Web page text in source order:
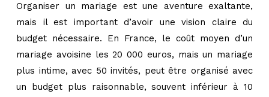
Organiser un mariage est une aventure exaltante,
mais il est important d’avoir une vision claire du
budget nécessaire. En France, le coût moyen d’un
mariage avoisine les 20 000 euros, mais un mariage
plus intime, avec 50 invités, peut être organisé avec
un budget plus raisonnable, souvent inférieur à 10